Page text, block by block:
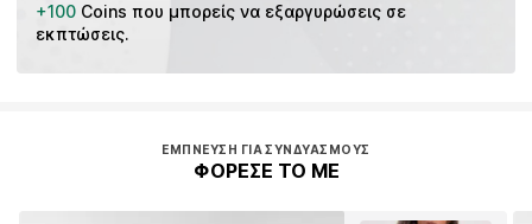
+100 Coins που μπορείς να εξαργυρώσεις σε
εκπτώσεις.
ΈΜΠΝΕΥΣΗ ΓΙΑ ΣΥΝΔΥΑΣΜΟΎΣ
ΦΟΡΕΣΕ ΤΟ ΜΕ